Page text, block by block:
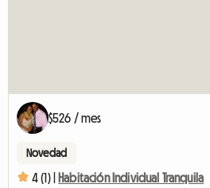
$526 / mes
Novedad
4 (1) | Habitación Individual Tranquila